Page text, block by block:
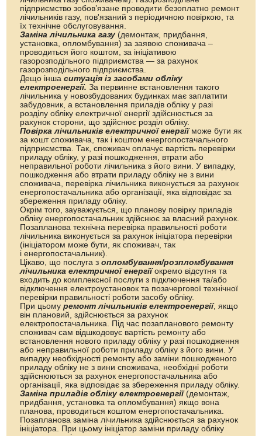
підприємство зобов’язане проводити безоплатно ремонт
лічильників газу, пов'язаний з періодичною повіркою, та
їх технічне обслуговування.
Заміна лічильника газу (демонтаж, придбання,
установка, опломбування) за заявою споживача –
проводиться його коштом, за ініціативою
газорозподільного підприємства — за рахунок
газорозподільного підприємства.
Дещо іншаситуація із засобами обліку
електроенергії. За первинне встановлення такого
лічильника у новозбудованих будинках має заплатити
забудовник, а встановлення приладів обліку у разі
розділу обліку електричної енергії здійснюється за
рахунок сторони, що здійснює розділ обліку.
Повірка лічильників електричної енергіїможе бути як
за кошт споживача, так і коштом енергопостачального
підприємства. Так, споживач оплачує вартість перевірки
приладу обліку, у разі пошкодження, втрати або
неправильної роботи лічильника з його вини. У випадку,
пошкодження або втрати приладу обліку не з вини
споживача, перевірка лічильника виконується за рахунок
енергопостачальника або організації, яка відповідає за
збереження приладу обліку.
Окрім того, зауважується, що планову повірку приладів
обліку енергопостачальник здійснює за власний рахунок.
Позапланова технічна перевірка правильності роботи
лічильника виконується за рахунок ініціатора перевірки
(ініціатором може бути, як споживач, так
і енергопостачальник).
Цікаво, що послуга зопломбування/розпломбування
лічильника електричної енергіїокремо відсутня та
входить до комплексної послуги з підключення та/або
відключення електроустановок та позачергової технічної
перевірки правильності роботи засобу обліку.
При цьомуремонт лічильників електроенергії, якщо
він плановий, здійснюється за рахунок
електропостачальника. Під час позапланового ремонту
споживач сам відшкодовує вартість ремонту або
встановлення нового приладу обліку у разі пошкодження
або неправильної роботи приладу обліку з його вини. У
випадку необхідності ремонту або заміни пошкодженого
приладу обліку не з вини споживача, необхідні роботи
здійснюються за рахунок енергопостачальника або
організації, яка відповідає за збереження приладу обліку.
Заміна приладів обліку електроенергії(демонтаж,
придбання, установка та опломбування) якщо вона
планова, проводиться коштом енергопостачальника.
Позапланова заміна лічильника здійснюється за рахунок
ініціатора. При цьому ініціатор заміни приладу обліку